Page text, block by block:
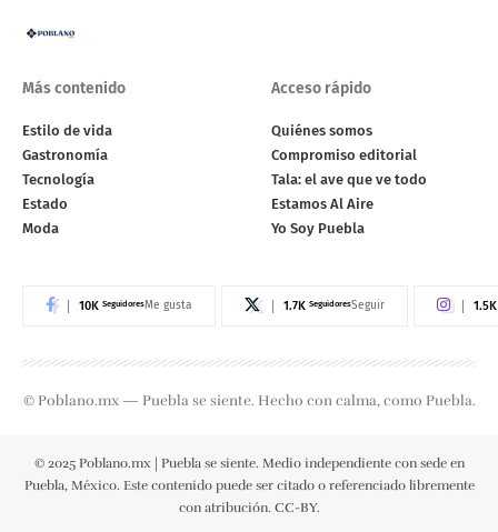
Más contenido
Estilo de vida
Gastronomía
Tecnología
Estado
Moda
Acceso rápido
Quiénes somos
Compromiso editorial
Tala: el ave que ve todo
Estamos Al Aire
Yo Soy Puebla
10K SeguidoresMe gusta 1.7K SeguidoresSeguir 1.5K
© Poblano.mx — Puebla se siente. Hecho con calma, como Puebla.
© 2025 Poblano.mx | Puebla se siente. Medio independiente con sede en
Puebla, México. Este contenido puede ser citado o referenciado libremente
con atribución. CC-BY.